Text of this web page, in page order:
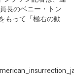
長のベニー・トン
もって「極右の動